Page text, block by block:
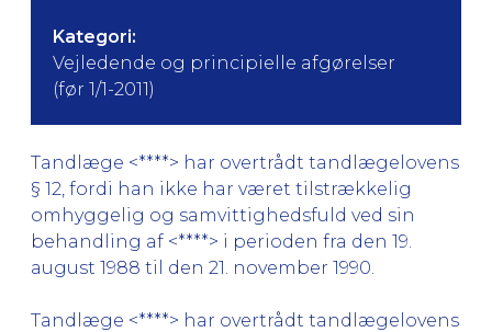
Kategori:
Vejledende og principielle afgørelser
(før 1/1-2011)
Tandlæge <****> har overtrådt tandlægelovens
§ 12, fordi han ikke har været tilstrækkelig
omhyggelig og samvittighedsfuld ved sin
behandling af <****> i perioden fra den 19.
august 1988 til den 21. november 1990.
Tandlæge <****> har overtrådt tandlægelovens